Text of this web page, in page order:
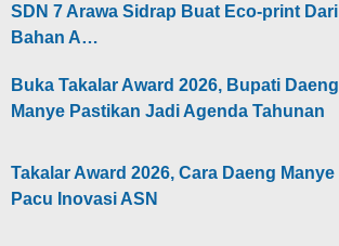
SDN 7 Arawa Sidrap Buat Eco-print Dari
Bahan A…
Buka Takalar Award 2026, Bupati Daeng
Manye Pastikan Jadi Agenda Tahunan
Takalar Award 2026, Cara Daeng Manye
Pacu Inovasi ASN